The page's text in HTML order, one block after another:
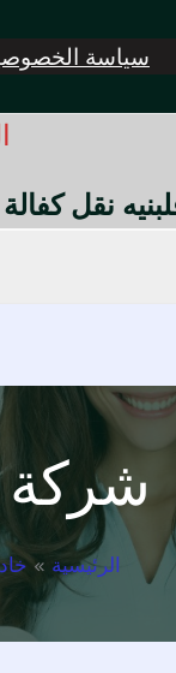
سياسة
نقل
شركة
الرئيسية